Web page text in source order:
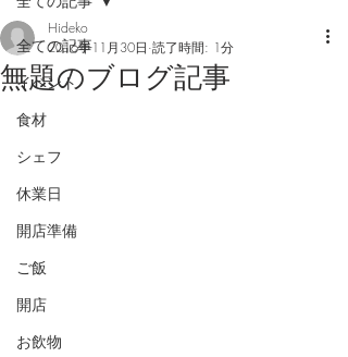
全ての記事
イベント
食材
シェフ
休業日
開店準備
ご飯
開店
お飲物
無題のブログ記事
Hideko
2016年11月30日 読了時間: 1分